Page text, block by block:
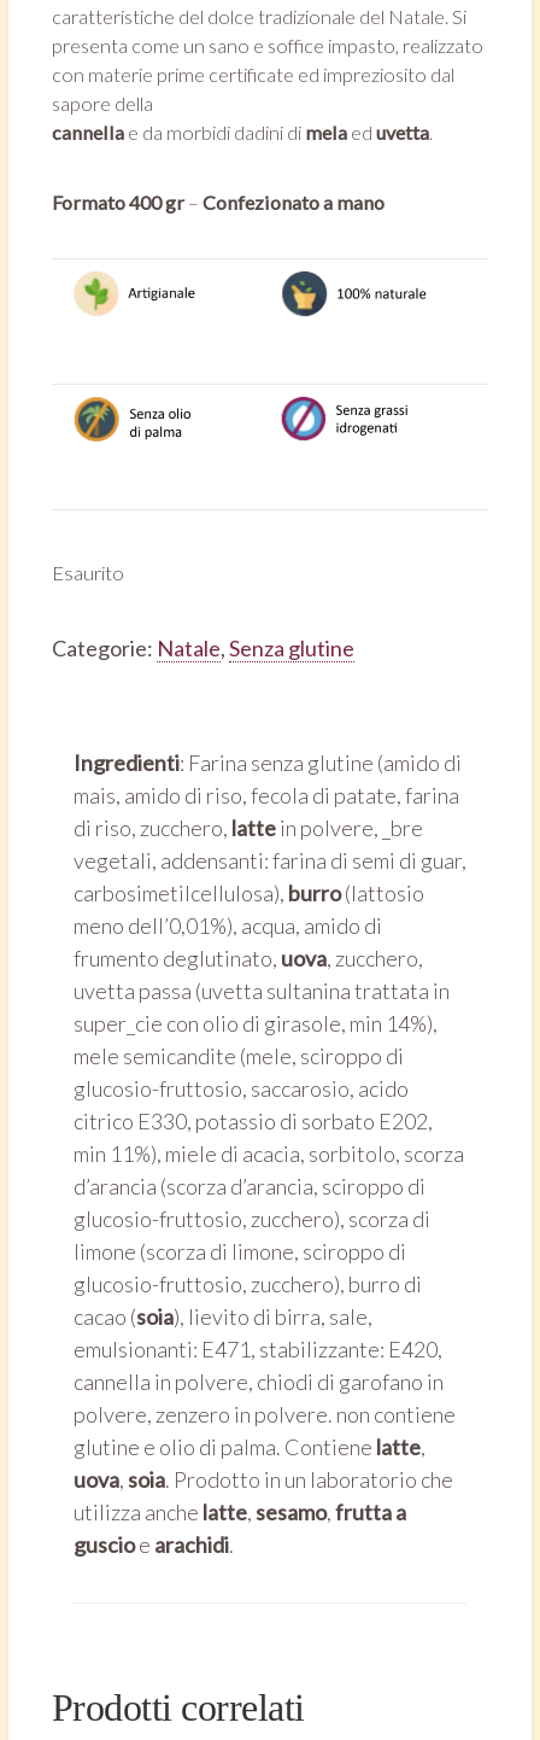
caratteristiche del dolce tradizionale del Natale. Si
presenta come un sano e soffice impasto, realizzato
con materie prime certificate ed impreziosito dal
sapore della
cannellae da morbidi dadini di melaed uvetta.
Formato 400 gr– Confezionato a mano
Esaurito
Categorie: Natale,Senza glutine
Ingredienti: Farina senza glutine (amido di
mais, amido di riso, fecola di patate, farina
di riso, zucchero, lattein polvere, _bre
vegetali, addensanti: farina di semi di guar,
carbosimetilcellulosa), burro(lattosio
meno dell’0,01%), acqua, amido di
frumento deglutinato, uova, zucchero,
uvetta passa (uvetta sultanina trattata in
super_cie con olio di girasole, min 14%),
mele semicandite (mele, sciroppo di
glucosio-fruttosio, saccarosio, acido
citrico E330, potassio di sorbato E202,
min 11%), miele di acacia, sorbitolo, scorza
d’arancia (scorza d’arancia, sciroppo di
glucosio-fruttosio, zucchero), scorza di
limone (scorza di limone, sciroppo di
glucosio-fruttosio, zucchero), burro di
cacao (soia), lievito di birra, sale,
emulsionanti: E471, stabilizzante: E420,
cannella in polvere, chiodi di garofano in
polvere, zenzero in polvere. non contiene
glutine e olio di palma. Contiene latte,
uova,soia. Prodotto in un laboratorio che
utilizza anche latte,sesamo,frutta a
guscioe arachidi.
Prodotti correlati